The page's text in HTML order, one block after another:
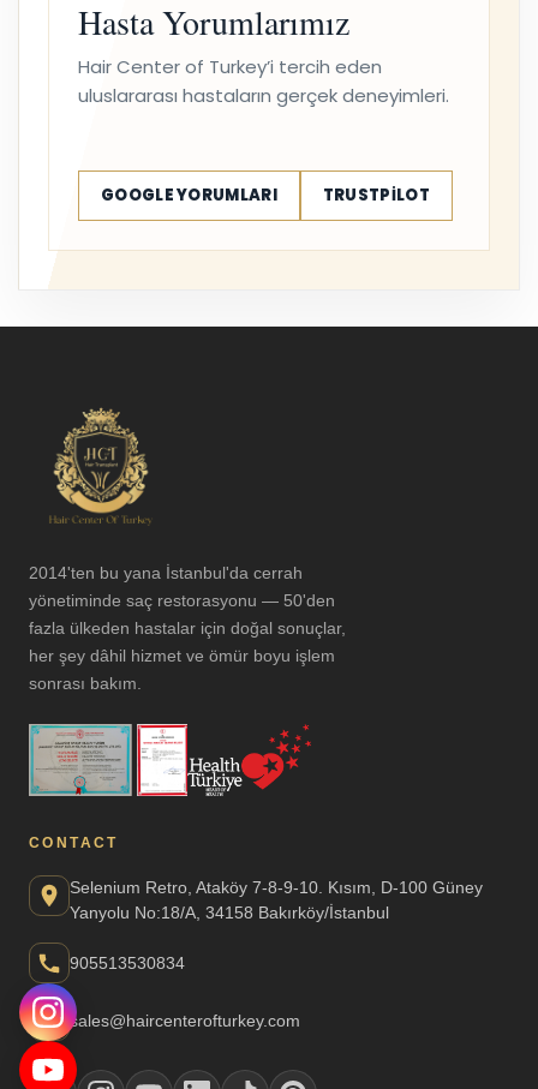
Hasta Yorumlarımız
Hair Center of Turkey’i tercih eden
uluslararası hastaların gerçek deneyimleri.
GOOGLE YORUMLARI TRUSTPILOT
2014'ten bu yana İstanbul'da cerrah
yönetiminde saç restorasyonu — 50'den
fazla ülkeden hastalar için doğal sonuçlar,
her şey dâhil hizmet ve ömür boyu işlem
sonrası bakım.
CONTACT
Selenium Retro, Ataköy 7-8-9-10. Kısım, D-100 Güney
Yanyolu No:18/A, 34158 Bakırköy/İstanbul
905513530834
sales@haircenterofturkey.com